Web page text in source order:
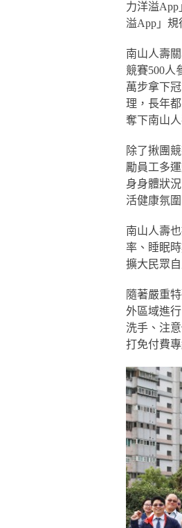
力洋溢
溢App」規
南山人壽
競賽500人
萬步拿下
理，長年
奪下南山
除了揪團
勵員工多
身身體狀
活健康氛圍
南山人壽
率、睡眠
擴大民眾
隨著嚴重
外區域進
洗手、注
打免付費